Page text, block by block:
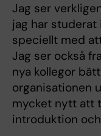
Jag ser
jag har studerat
speciellt med
Jag ser också
nya kollegor
organisationen
mycket nytt att
introduktion